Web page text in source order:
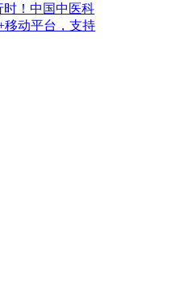
时！中国中医科
移动平台，支持